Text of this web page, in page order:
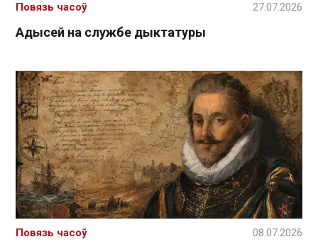
Адысей на службе дыктатуры
Повязь часоў 27.07.2026
Повязь часоў 08.07.2026